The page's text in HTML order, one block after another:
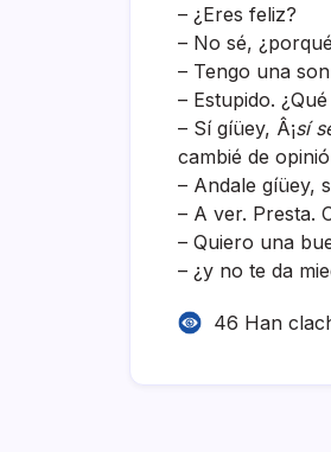
– ¿Eres feliz?
– No sé,
– Tengo una
– Estupido.
– Sí­ gíüey, Â¡sí­
cambié de
– Andale gíüey,
– A ver. Presta.
– Quiero una
– ¿y no te da
46 Han